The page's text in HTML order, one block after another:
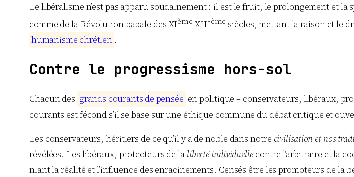
Le libéralisme n’est pas apparu soudainement : il est le fruit, le prolongement et la
comme de la Révolution papale des XIème-XIIIème siècles, mettant la raison et le
humanisme chrétien .
Contre le progressisme hors-sol
Chacun des grands courants de pensée en politique – conservateurs, libéraux,
courants est fécond s’il se base sur une éthique commune du débat critique et
Les conservateurs, héritiers de ce qu’il y a de noble dans notre civilisation et nos
révélées. Les libéraux, protecteurs de la liberté individuellecontre l’arbitraire et la
niant la réalité et l’influence des enracinements. Censés être les promoteurs de la